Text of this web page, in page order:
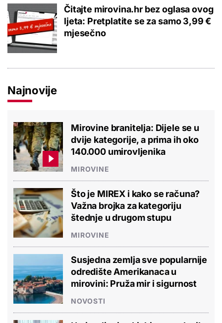
Čitajte mirovina.hr bez oglasa ovog
ljeta: Pretplatite se za samo 3,99 €
mjesečno
Najnovije
Mirovine branitelja: Dijele se u
dvije kategorije, a prima ih oko
140.000 umirovljenika
MIROVINE
Što je MIREX i kako se računa?
Važna brojka za kategoriju
štednje u drugom stupu
MIROVINE
Susjedna zemlja sve popularnije
odredište Amerikanaca u
mirovini: Pruža mir i sigurnost
NOVOSTI